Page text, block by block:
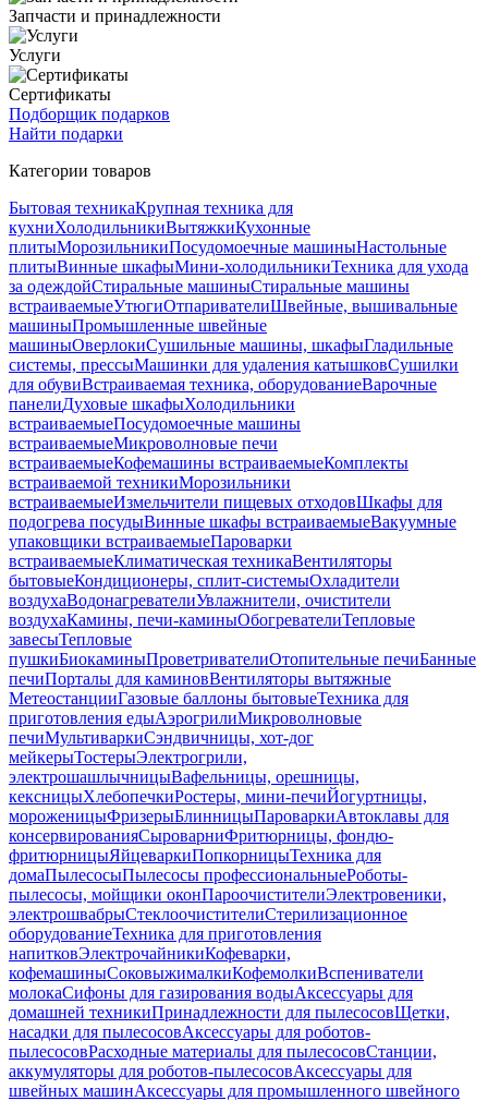
Запчасти и принадлежности
Услуги
Сертификаты
Подборщик подарков
Найти подарки
Категории товаров
Бытовая техникаКрупная техника для
кухниХолодильникиВытяжкиКухонные
плитыМорозильникиПосудомоечные машиныНастольные
плитыВинные шкафыМини-холодильникиТехника для ухода
за одеждойСтиральные машиныСтиральные машины
встраиваемыеУтюгиОтпаривателиШвейные, вышивальные
машиныПромышленные швейные
машиныОверлокиСушильные машины, шкафыГладильные
системы, прессыМашинки для удаления катышковСушилки
для обувиВстраиваемая техника, оборудованиеВарочные
панелиДуховые шкафыХолодильники
встраиваемыеПосудомоечные машины
встраиваемыеМикроволновые печи
встраиваемыеКофемашины встраиваемыеКомплекты
встраиваемой техникиМорозильники
встраиваемыеИзмельчители пищевых отходовШкафы для
подогрева посудыВинные шкафы встраиваемыеВакуумные
упаковщики встраиваемыеПароварки
встраиваемыеКлиматическая техникаВентиляторы
бытовыеКондиционеры, сплит-системыОхладители
воздухаВодонагревателиУвлажнители, очистители
воздухаКамины, печи-каминыОбогревателиТепловые
завесыТепловые
пушкиБиокаминыПроветривателиОтопительные печиБанные
печиПорталы для каминовВентиляторы вытяжные
МетеостанцииГазовые баллоны бытовыеТехника для
приготовления едыАэрогрилиМикроволновые
печиМультиваркиСэндвичницы, хот-дог
мейкерыТостерыЭлектрогрили,
электрошашлычницыВафельницы, орешницы,
кексницыХлебопечкиРостеры, мини-печиЙогуртницы,
мороженицыФризерыБлинницыПароваркиАвтоклавы для
консервированияСыроварниФритюрницы, фондю-
фритюрницыЯйцеваркиПопкорницыТехника для
домаПылесосыПылесосы профессиональныеРоботы-
пылесосы, мойщики оконПароочистителиЭлектровеники,
электрошвабрыСтеклоочистителиСтерилизационное
оборудованиеТехника для приготовления
напитковЭлектрочайникиКофеварки,
кофемашиныСоковыжималкиКофемолкиВспениватели
молокаСифоны для газирования водыАксессуары для
домашней техникиПринадлежности для пылесосовЩетки,
насадки для пылесосовАксессуары для роботов-
пылесосовРасходные материалы для пылесосовСтанции,
аккумуляторы для роботов-пылесосовАксессуары для
швейных машинАксессуары для промышленного швейного